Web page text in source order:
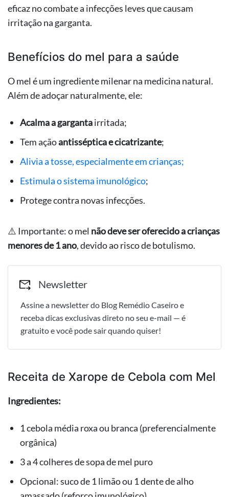
eficaz no combate a infecções leves que causam
irritação na garganta.
Benefícios do mel para a saúde
O mel é um ingrediente milenar na medicina natural.
Além de adoçar naturalmente, ele:
Acalma a gargantairritada;
Tem açãoantisséptica e cicatrizante;
Alivia a tosse, especialmente em crianças;
Estimula o sistema imunológico;
Protege contra novas infecções.
⚠️ Importante: o mel não deve ser oferecido a crianças
menores de 1 ano, devido ao risco de botulismo.
Newsletter
Assine a newsletter do Blog Remédio Caseiro e
receba dicas exclusivas direto no seu e-mail — é
gratuito e você pode sair quando quiser!
Receita de Xarope de Cebola com Mel
Ingredientes:
1 cebola média roxa ou branca (preferencialmente
orgânica)
3 a 4 colheres de sopa de mel puro
Opcional: suco de 1 limão ou 1 dente de alho